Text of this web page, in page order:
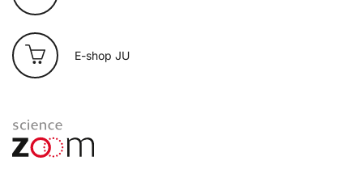
E-shop JU